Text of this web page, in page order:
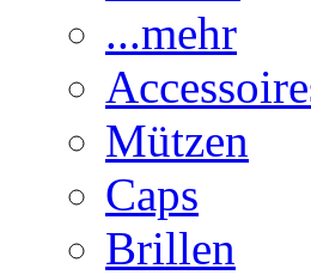
...mehr
Mützen
Caps
Brillen